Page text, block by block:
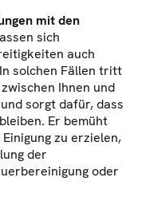
mit den
sich
auch
solchen Fällen tritt
Ihnen und
sorgt dafür, dass
Er bemüht
zu erzielen,
der
oder